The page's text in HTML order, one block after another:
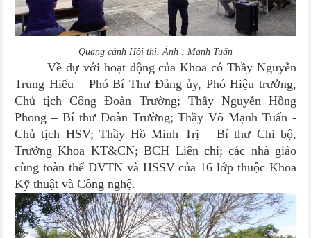
Quang cảnh Hội thi. Ảnh : Mạnh Tuấn
Về dự với hoạt động của Khoa có Thầy Nguyễn
Trung Hiếu – Phó Bí Thư Đảng ủy, Phó Hiệu trưởng,
Chủ tịch Công Đoàn Trường; Thầy Nguyễn Hồng
Phong – Bí thư Đoàn Trường; Thầy Võ Mạnh Tuấn -
Chủ tịch HSV; Thầy Hồ Minh Trị – Bí thư Chi bộ,
Trưởng Khoa KT&CN; BCH Liên chi; các nhà giáo
cùng toàn thể ĐVTN và HSSV của 16 lớp thuộc Khoa
Kỹ thuật và Công nghệ.